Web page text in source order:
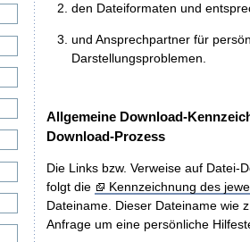
den Dateiformaten und
und Ansprechpartner für
Darstellungsproblemen.
Allgemeine Download-
Download-Prozess
Die Links bzw. Verweise auf Datei-
folgt die
Kennzeichnung des
Dateiname. Dieser Dateiname wie
Anfrage um eine persönliche